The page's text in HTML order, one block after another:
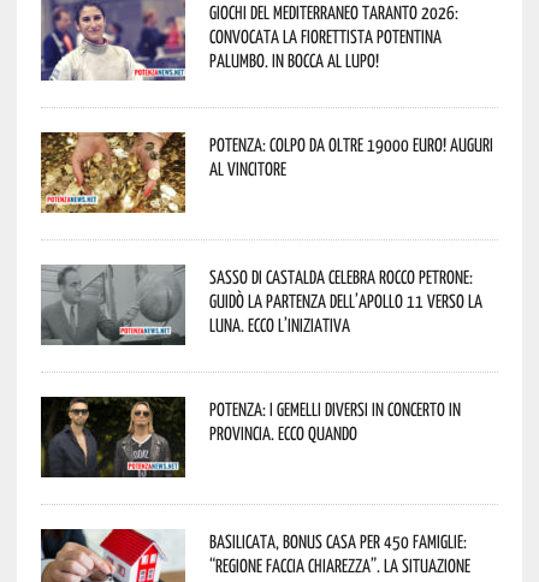
Giochi del Mediterraneo Taranto 2026:
convocata la fiorettista potentina
Palumbo. In bocca al lupo!
Potenza: colpo da oltre 19000 Euro! Auguri
al vincitore
Sasso di Castalda celebra Rocco Petrone:
guidò la partenza dell’Apollo 11 verso la
Luna. Ecco l’iniziativa
Potenza: i Gemelli DiVersi in concerto in
provincia. Ecco quando
Basilicata, Bonus casa per 450 famiglie:
“Regione faccia chiarezza”. La situazione